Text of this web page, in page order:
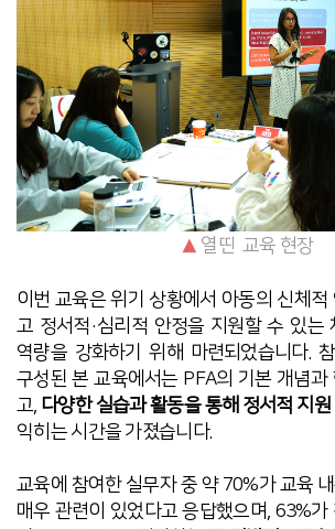
▲ 열띤 교육 현장
이번 교육은 위기 상황에서 아동의 신체적
고 정서적·심리적 안정을 지원할 수 있는
역량을 강화하기 위해 마련되었습니다.
구성된 본 교육에서는 PFA의 기본 개념과
고, 다양한 실습과 활동을 통해 정서적 지
익히는 시간을 가졌습니다.
교육에 참여한 실무자 중 약 70%가 교육
매우 관련이 있었다고 응답했으며, 63%가